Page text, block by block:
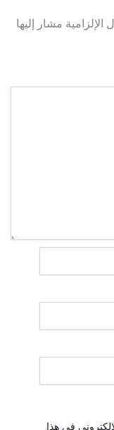
الإلزامية مشار إليها
في هذا